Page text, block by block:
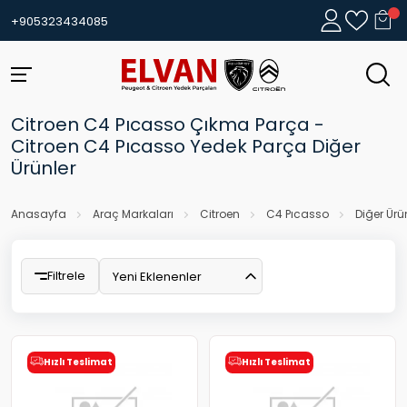
+905323434085
Citroen C4 Pıcasso Çıkma Parça -
Citroen C4 Pıcasso Yedek Parça Diğer
Ürünler
Anasayfa Araç Markaları Citroen C4 Pıcasso Diğer
Filtrele Yeni Eklenenler
Hızlı Teslimat Hızlı Teslimat